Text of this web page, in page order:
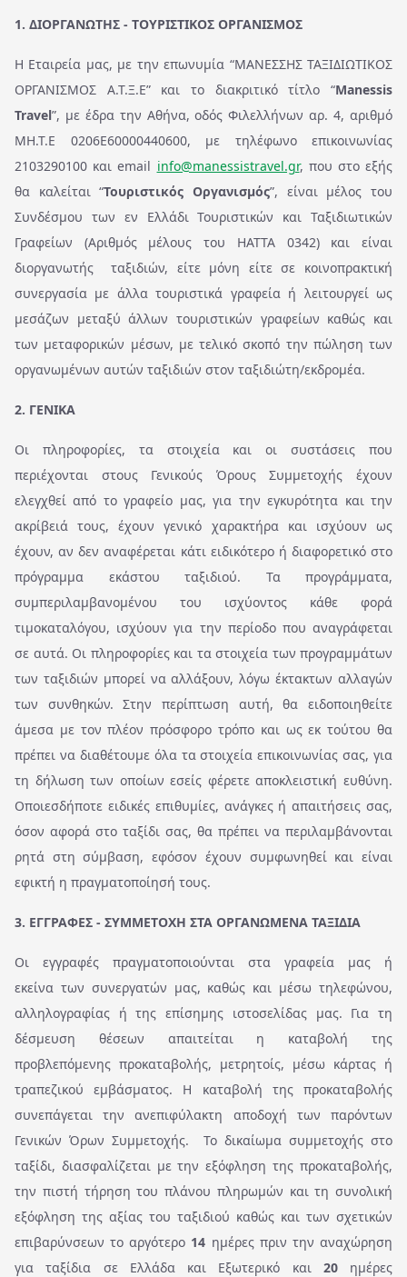
1. ΔΙΟΡΓΑΝΩΤΗΣ - ΤΟΥΡΙΣΤΙΚΟΣ ΟΡΓΑΝΙΣΜΟΣ
Η Εταιρεία μας, με την επωνυμία “ΜΑΝΕΣΣΗΣ ΤΑΞΙΔΙΩΤΙΚΟΣ
ΟΡΓΑΝΙΣΜΟΣ Α.Τ.Ξ.Ε” και το διακριτικό τίτλο
“Manessis
Travel”, με έδρα την Αθήνα, οδός Φιλελλήνων αρ. 4, αριθμό
MH.T.E 0206E60000440600, με τηλέφωνο επικοινωνίας
2103290100 και email info@manessistravel.gr, που στο εξής
θα καλείται “Τουριστικός Οργανισμός”, είναι μέλος του
Συνδέσμου των εν Ελλάδι Τουριστικών και Ταξιδιωτικών
Γραφείων (Αριθμός μέλους του ΗΑΤΤΑ 0342) και είναι
διοργανωτής ταξιδιών, είτε μόνη είτε σε κοινοπρακτική
συνεργασία με άλλα τουριστικά γραφεία ή λειτουργεί ως
μεσάζων μεταξύ άλλων τουριστικών γραφείων καθώς και
των μεταφορικών μέσων, με τελικό σκοπό την πώληση των
οργανωμένων αυτών ταξιδιών στον ταξιδιώτη/εκδρομέα.
2. ΓΕΝΙΚΑ
Οι πληροφορίες, τα στοιχεία και οι συστάσεις που
περιέχονται στους Γενικούς Όρους Συμμετοχής έχουν
ελεγχθεί από το γραφείο μας, για την εγκυρότητα και την
ακρίβειά τους, έχουν γενικό χαρακτήρα και ισχύουν ως
έχουν, αν δεν αναφέρεται κάτι ειδικότερο ή διαφορετικό στο
πρόγραμμα εκάστου ταξιδιού. Τα προγράμματα,
συμπεριλαμβανομένου του ισχύοντος κάθε φορά
τιμοκαταλόγου, ισχύουν για την περίοδο που αναγράφεται
σε αυτά. Οι πληροφορίες και τα στοιχεία των προγραμμάτων
των ταξιδιών μπορεί να αλλάξουν, λόγω έκτακτων αλλαγών
των συνθηκών. Στην περίπτωση αυτή, θα ειδοποιηθείτε
άμεσα με τον πλέον πρόσφορο τρόπο και ως εκ τούτου θα
πρέπει να διαθέτουμε όλα τα στοιχεία επικοινωνίας σας, για
τη δήλωση των οποίων εσείς φέρετε αποκλειστική ευθύνη.
Οποιεσδήποτε ειδικές επιθυμίες, ανάγκες ή απαιτήσεις σας,
όσον αφορά στο ταξίδι σας, θα πρέπει να περιλαμβάνονται
ρητά στη σύμβαση, εφόσον έχουν συμφωνηθεί και είναι
εφικτή η πραγματοποίησή τους.
3. ΕΓΓΡΑΦΕΣ - ΣΥΜΜΕΤΟΧΗ ΣΤΑ ΟΡΓΑΝΩΜΕΝΑ ΤΑΞΙΔΙΑ
Οι εγγραφές πραγματοποιούνται στα γραφεία μας ή
εκείνα των συνεργατών μας, καθώς και μέσω τηλεφώνου,
αλληλογραφίας ή της επίσημης ιστοσελίδας μας. Για τη
δέσμευση θέσεων απαιτείται η καταβολή της
προβλεπόμενης προκαταβολής, μετρητοίς, μέσω κάρτας ή
τραπεζικού εμβάσματος. Η καταβολή της προκαταβολής
συνεπάγεται την ανεπιφύλακτη αποδοχή των παρόντων
Γενικών Όρων Συμμετοχής. Το δικαίωμα συμμετοχής στο
ταξίδι, διασφαλίζεται με την εξόφληση της προκαταβολής,
την πιστή τήρηση του πλάνου πληρωμών και τη συνολική
εξόφληση της αξίας του ταξιδιού καθώς και των σχετικών
επιβαρύνσεων το αργότερο 14 ημέρες πριν την αναχώρηση
για ταξίδια σε Ελλάδα και Εξωτερικό και 20ημέρες